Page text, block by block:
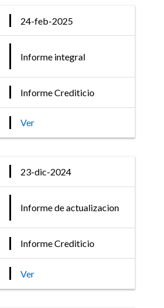
24-feb-2025
Informe integral
Informe Crediticio
Ver
23-dic-2024
Informe de actualizacion
Informe Crediticio
Ver